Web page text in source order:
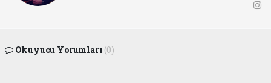
Okuyucu Yorumları (0)